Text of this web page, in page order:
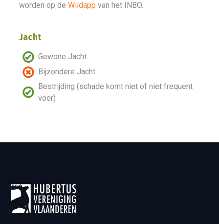
worden op deWildapp van het INBO.
Jacht
Gewone Jacht
Bijzondere Jacht
Bestrijding (schade komt niet of niet frequent
voor)